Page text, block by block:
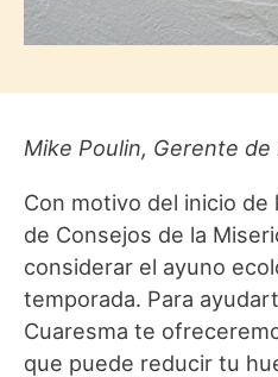
Mike Poulin, Gerente
Con motivo del inicio de
de Consejos de la
considerar el ayuno
temporada. Para
Cuaresma te
que puede reducir tu